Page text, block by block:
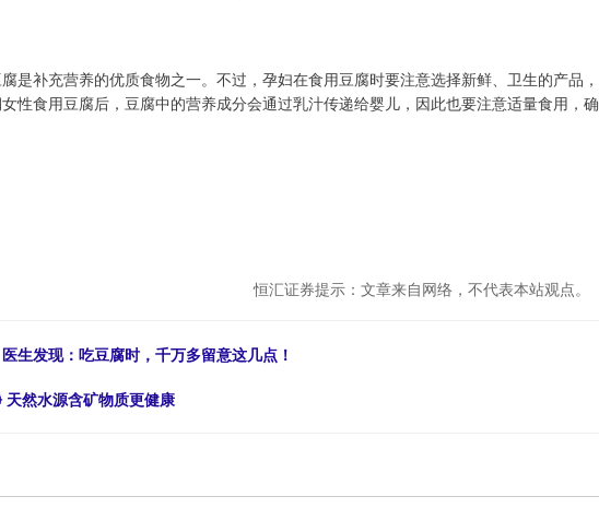
是补充营养的优质食物之一。不过，孕妇在食用豆腐时要注意选择新鲜、卫生的产品，
性食用豆腐后，豆腐中的营养成分会通过乳汁传递给婴儿，因此也要注意适量食用，确
恒汇证券提示：文章来自网络，不代表本站观点。
生发现：吃豆腐时，千万多留意这几点！
然水源含矿物质更健康